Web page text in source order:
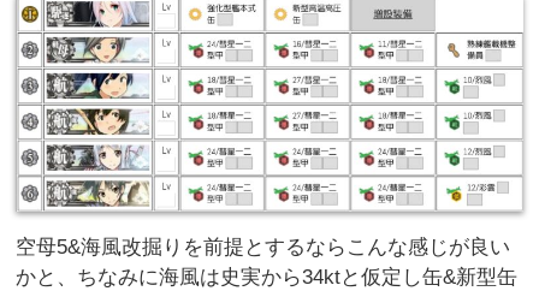
空母5&海風改掘りを前提とするならこんな感じが良い
かと、ちなみに海風は史実から34ktと仮定し缶&新型缶